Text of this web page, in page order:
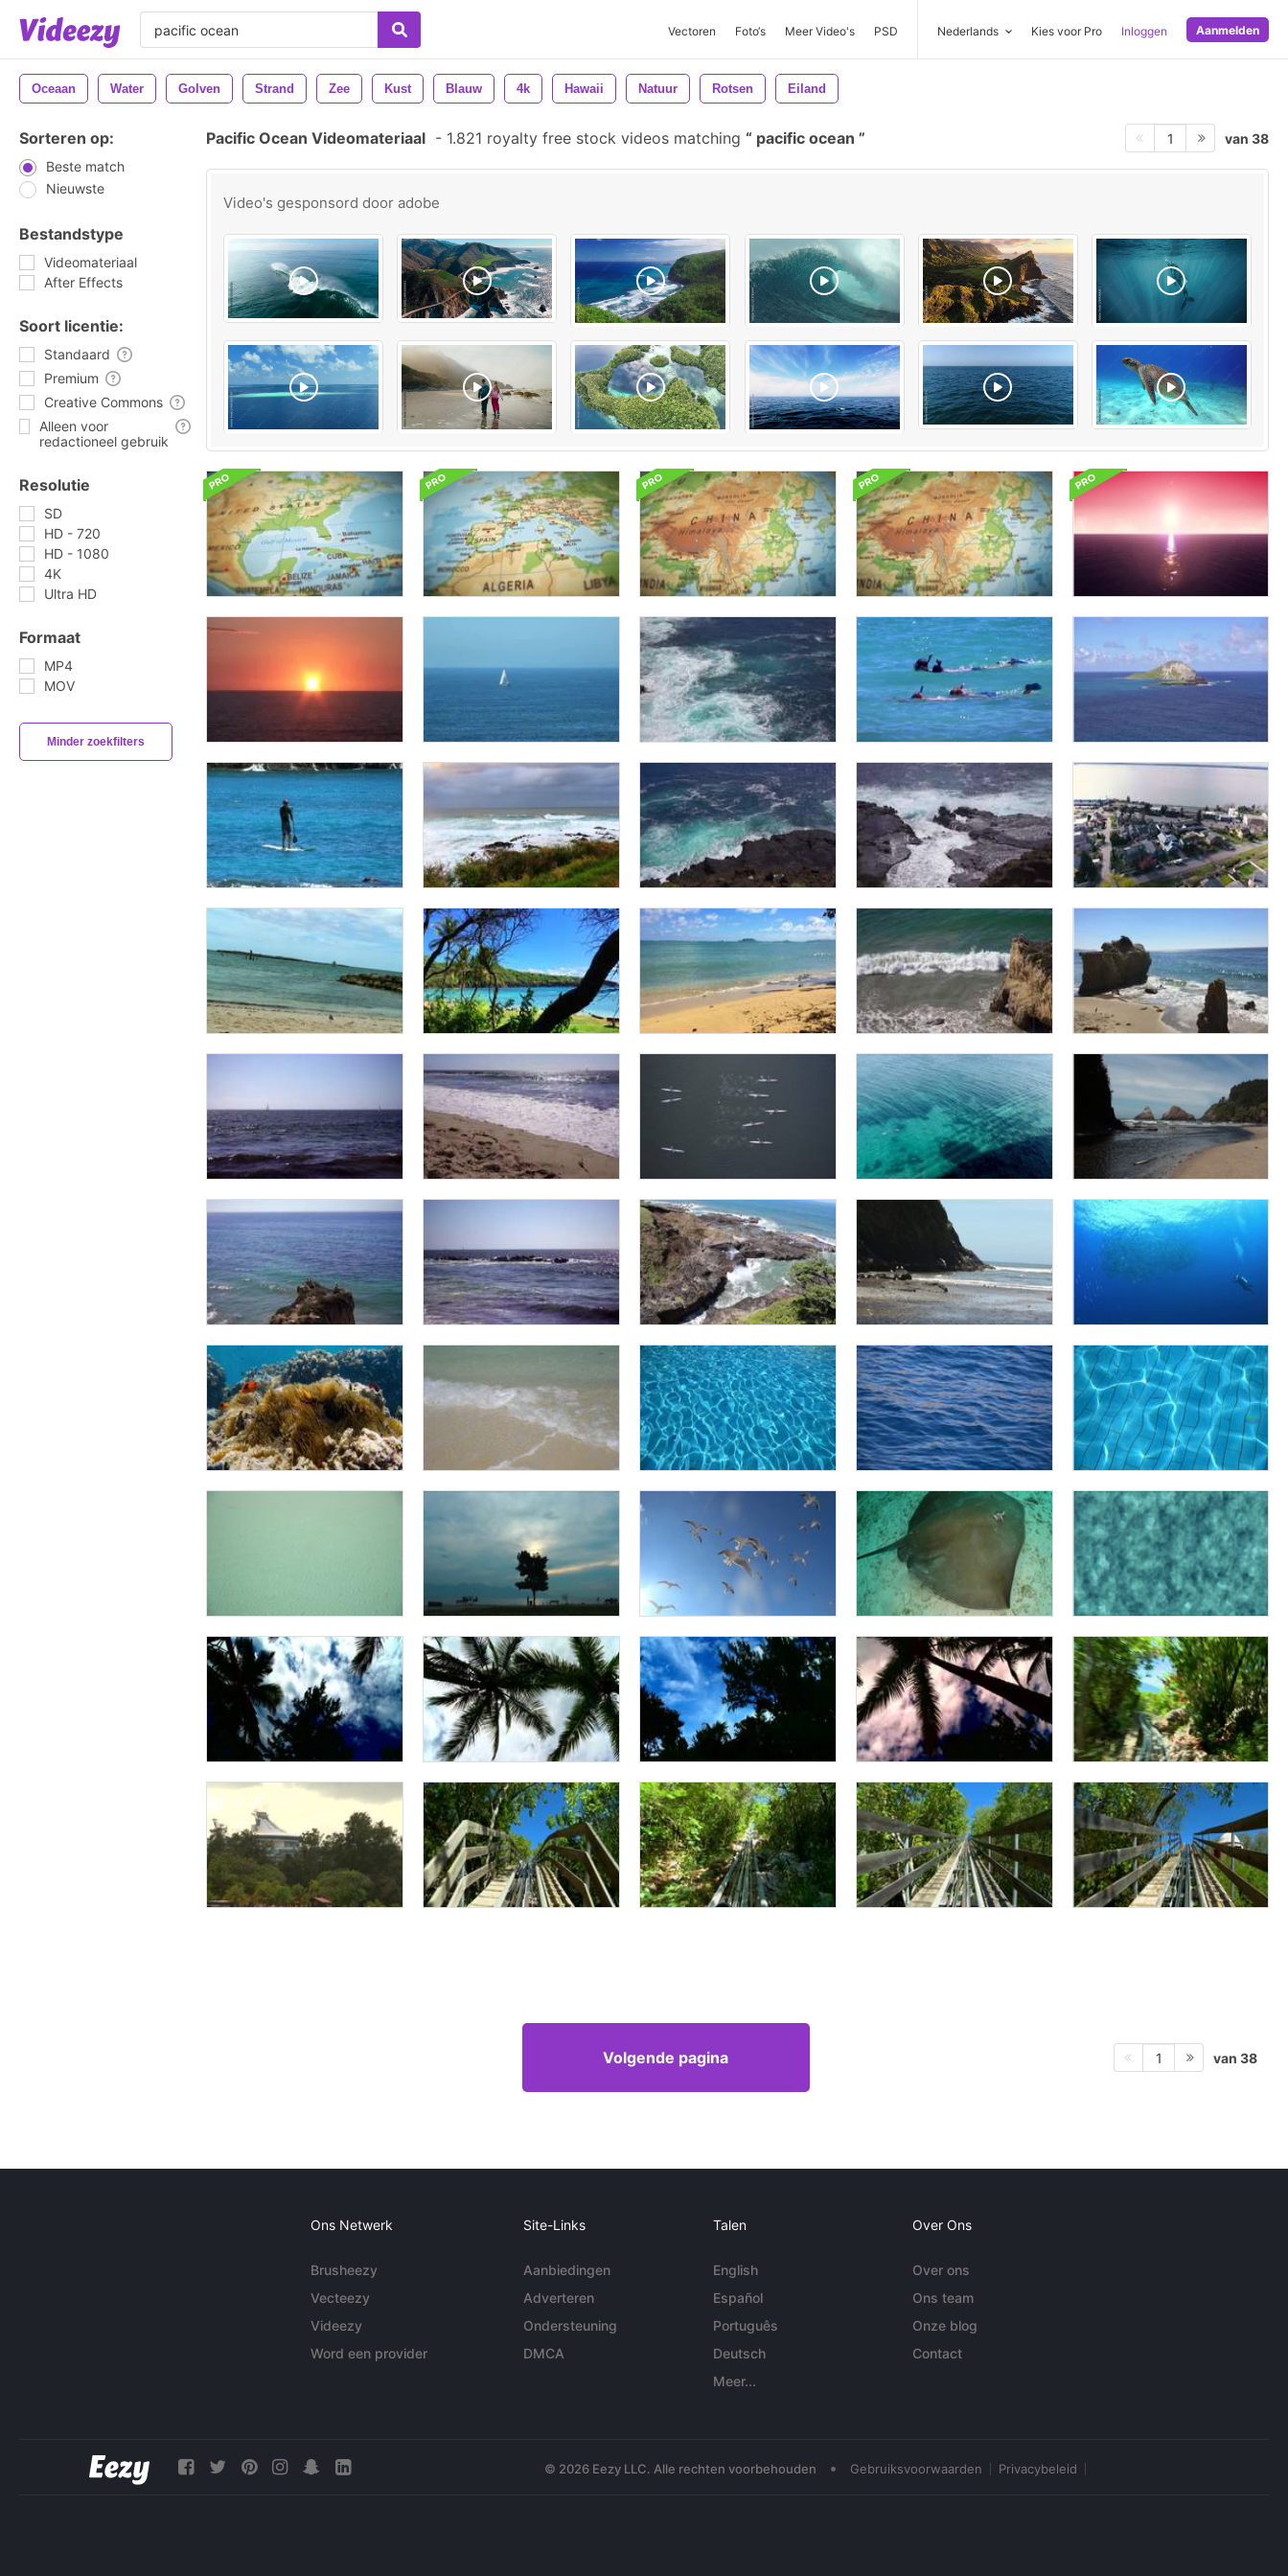
Vectoren Foto‘s Meer Video's PSD Nederlands Kies voor Pro Inloggen Aanmelden
Oceaan Water Golven Strand Zee Kust Blauw 4k Hawaii Natuur Rotsen Eiland
Sorteren op:
Beste match
Nieuwste
Bestandstype
Videomateriaal
After Effects
Soort licentie:
Standaard
Premium
Creative Commons
Alleen voor
redactioneel gebruik
Resolutie
SD
HD - 720
HD - 1080
4K
Ultra HD
Formaat
MP4
MOV
Minder zoekfilters
Pacific Ocean Videomateriaal - 1.821 royalty free stock videos matching pacific ocean 1 van 38
Video's gesponsord door adobe
Volgende pagina 1 van 38
Ons Netwerk
Brusheezy
Vecteezy
Videezy
Word een provider
Site-Links
Aanbiedingen
Adverteren
Ondersteuning
DMCA
Talen
English
Español
Português
Deutsch
Meer...
Over Ons
Over ons
Ons team
Onze blog
Contact
© 2026 Eezy LLC. Alle rechten voorbehouden • Gebruiksvoorwaarden Privacybeleid